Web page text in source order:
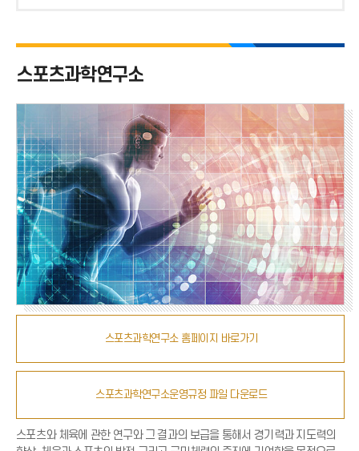
스포츠과학연구소 홈페이지 바로가기
스포츠과학연구소운영규정 파일 다운로드
스포츠과학연구소
스포츠와 체육에 관한 연구와 그 결과의 보급을 통해서 경기력과 지도력의